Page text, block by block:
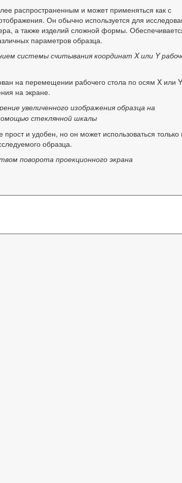
распространенным и может применяться как с
Он обычно используется для
а также изделий сложной формы.
параметров образца.
системы считывания координат X или Y
на перемещении рабочего стола по осям X или
на экране.
увеличенного изображения образца на
стеклянной шкалы
и удобен, но он может использоваться только
образца.
поворота проекционного экрана